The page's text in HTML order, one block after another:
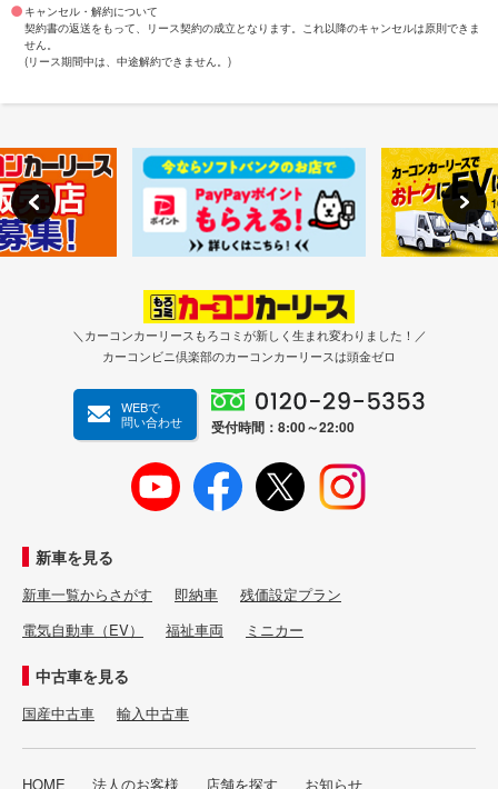
キャンセル・解約について
契約書の返送をもって、リース契約の成立となります。これ以降のキャンセルは原則できま
せん。
(リース期間中は、中途解約できません。)
＼カーコンカーリースもろコミが新しく生まれ変わりました！／
カーコンビニ倶楽部のカーコンカーリースは頭金ゼロ
WEBで
問い合わせ
受付時間：8:00～22:00
新車を見る
新車一覧からさがす 即納車
残価設定プラン
電気自動車（EV）
福祉車両 ミニカー
中古車を見る
国産中古車 輸入中古車
HOME 法人のお客様 店舗を探す お知らせ